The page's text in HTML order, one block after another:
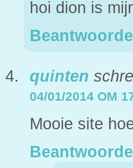
hoi dion is
quinten
04/01/2014 OM
Mooie site